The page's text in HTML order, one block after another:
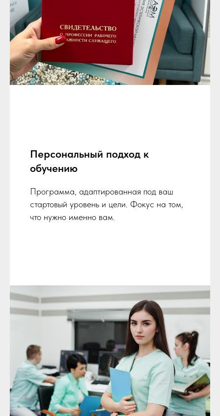
Персональный подход к
обучению
Программа, адаптированная под ваш
стартовый уровень и цели. Фокус на том,
что нужно именно вам.